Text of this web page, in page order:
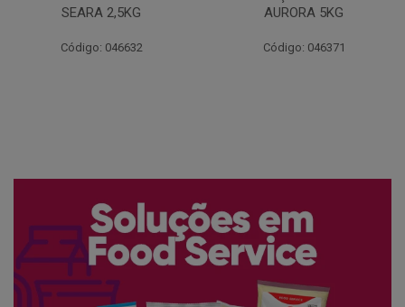
AURORA 5KG
Código: 046371
FATIADO PAKAN 200G
Código: 061522